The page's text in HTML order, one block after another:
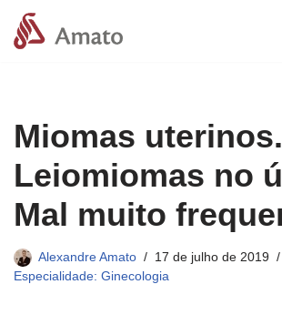
Pular
Miomas uterinos.
Leiomiomas no
Mal muito
Alexandre Amato
17 de julho de 2019
Especialidade: Ginecologia